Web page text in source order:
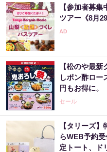
【参加者募
ツアー《8月
【松のや最
しポン酢ロー
円もお得に。
セール
【タリーズ
らWEB予約
定トート、ド